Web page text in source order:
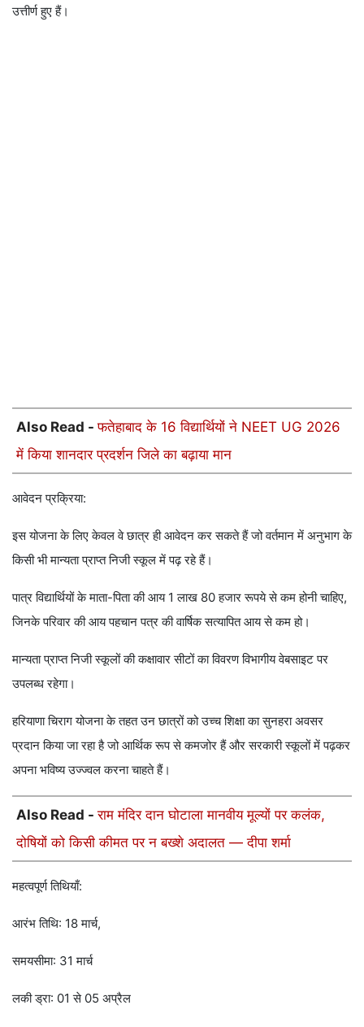
उत्तीर्ण हुए हैं।
Also Read -फतेहाबाद के 16 विद्यार्थियों ने NEET UG 2026
में किया शानदार प्रदर्शन जिले का बढ़ाया मान
आवेदन प्रक्रिया:
इस योजना के लिए केवल वे छात्र ही आवेदन कर सकते हैं जो वर्तमान में अनुभाग के
किसी भी मान्यता प्राप्त निजी स्कूल में पढ़ रहे हैं।
पात्र विद्यार्थियों के माता-पिता की आय 1 लाख 80 हजार रूपये से कम होनी चाहिए,
जिनके परिवार की आय पहचान पत्र की वार्षिक सत्यापित आय से कम हो।
मान्यता प्राप्त निजी स्कूलों की कक्षावार सीटों का विवरण विभागीय वेबसाइट पर
उपलब्ध रहेगा।
हरियाणा चिराग योजना के तहत उन छात्रों को उच्च शिक्षा का सुनहरा अवसर
प्रदान किया जा रहा है जो आर्थिक रूप से कमजोर हैं और सरकारी स्कूलों में पढ़कर
अपना भविष्य उज्ज्वल करना चाहते हैं।
Also Read -राम मंदिर दान घोटाला मानवीय मूल्यों पर कलंक,
दोषियों को किसी कीमत पर न बख्शे अदालत — दीपा शर्मा
महत्वपूर्ण तिथियाँ:
आरंभ तिथि: 18 मार्च,
समयसीमा: 31 मार्च
लकी ड्रा: 01 से 05 अप्रैल